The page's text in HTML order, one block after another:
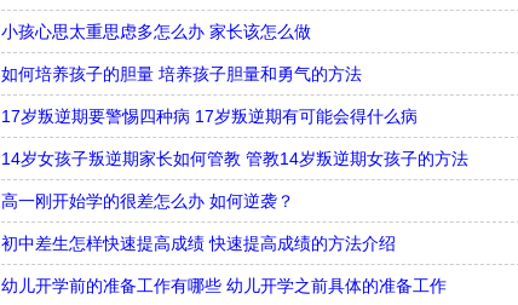
小孩心思太重思虑多怎么办 家长该怎么做
如何培养孩子的胆量 培养孩子胆量和勇气的方法
17岁叛逆期要警惕四种病 17岁叛逆期有可能会得什么病
14岁女孩子叛逆期家长如何管教 管教14岁叛逆期女孩子的方法
高一刚开始学的很差怎么办 如何逆袭？
初中差生怎样快速提高成绩 快速提高成绩的方法介绍
幼儿开学前的准备工作有哪些 幼儿开学之前具体的准备工作